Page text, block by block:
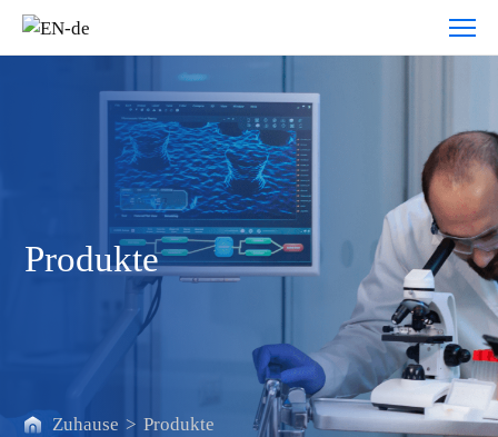
Produkte
Produkte
Zuhause > Produkte